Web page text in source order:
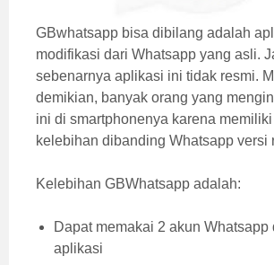
GBwhatsapp bisa dibilang adalah
modifikasi dari Whatsapp yang asli.
sebenarnya aplikasi ini tidak resmi.
demikian, banyak orang yang
ini di smartphonenya karena
kelebihan dibanding Whatsapp versi
Kelebihan GBWhatsapp adalah:
Dapat memakai 2 akun Whatsapp
aplikasi